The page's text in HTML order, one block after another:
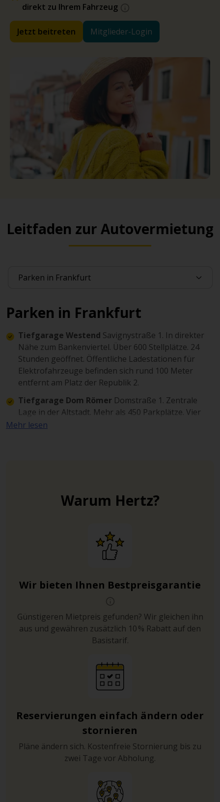
direkt zu Ihrem Fahrzeug
Jetzt beitreten Mitglieder-Login
Leitfaden zur Autovermietung
Parken in Frankfurt
Tiefgarage Westend Savignystraße 1. In direkter
Nähe zum Bankenviertel. Über 600 Stellplätze. 24
Stunden geöffnet. Öffentliche Ladestationen für
Elektrofahrzeuge befinden sich rund 100 Meter
entfernt am Platz der Republik 2.
Tiefgarage Dom Römer Domstraße 1. Zentrale
Lage in der Altstadt. Mehr als 450 Parkplätze. Vier
Elektroladestationen stehen zur Verfügung.
Mehr lesen
Warum Hertz?
Wir bieten Ihnen Bestpreisgarantie
Günstigeren Mietpreis gefunden? Wir gleichen ihn
aus und gewähren zusätzlich 10 % Rabatt auf den
Basistarif.
Reservierungen einfach ändern oder
stornieren
Pläne ändern sich. Kostenfreie Stornierung bis zu
zwei Tage vor Abholung.